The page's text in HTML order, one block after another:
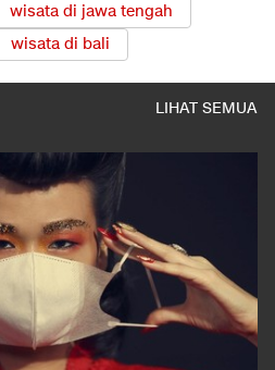
wisata di jawa tengah
wisata di bali
LIHAT SEMUA